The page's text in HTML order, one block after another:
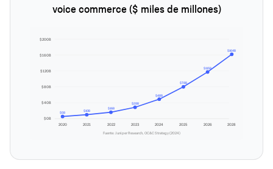
voice commerce ($ miles de millones)
$0B
$40B
$80B
$120B
$160B
$200B
2020 2021 2022 2023 2024 2025 2026 2028
$5B $10B
$16B
$28B
$48B
$78B
$115B
$164B
Fuente: Juniper Research, OC&C Strategy (2024)